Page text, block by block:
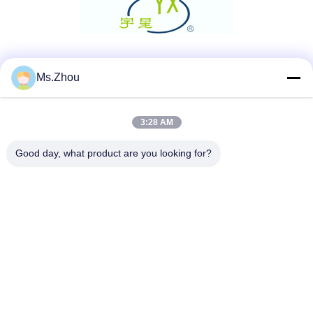
Γρήγορη επικοινωνία
Τηλεφώνημα
Ms.Zhou
3:28 AM
Good day, what product are you looking for?